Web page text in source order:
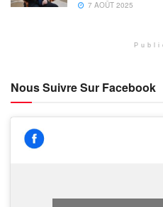
7 AOÛT 2025
Nous Suivre Sur Facebook